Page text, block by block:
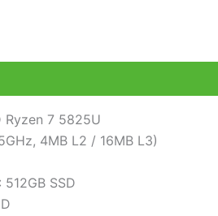
Ryzen 7 5825U
4MB L2 / 16MB L3)
: 512GB SSD